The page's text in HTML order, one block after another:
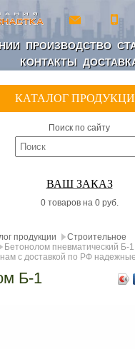
ПРОИЗВОДСТВО
КОНТАКТЫ
КАТАЛОГ
Поиск по сайту
ВАШ ЗАКАЗ
0 товаров на 0 руб.
продукции
Строительное
Бетонолом пневматический Б-
с доставкой по РФ
Б-1